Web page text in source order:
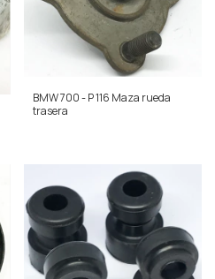
BMW 700 - P 116 Maza rueda
trasera